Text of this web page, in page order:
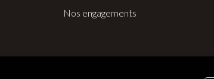
Nos engagements